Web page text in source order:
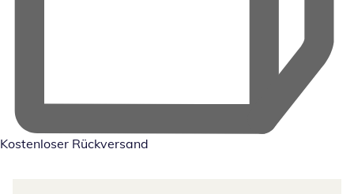
Kostenloser Rückversand